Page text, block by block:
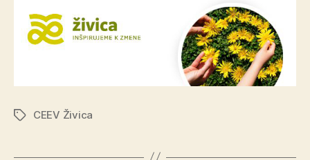
ZnačkyCEEV Živica